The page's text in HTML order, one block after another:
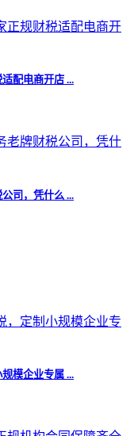
配电商开店 ...
司，凭什么 ...
模企业专属 ...